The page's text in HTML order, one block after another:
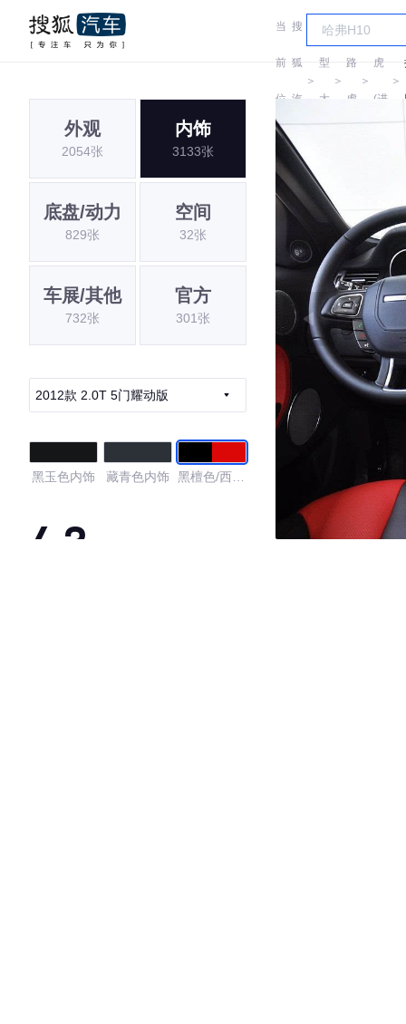
当
前
位
置:
搜
狐
汽
＞
车
型
大
＞
路
虎
＞
虎
(进
＞
外观
2054张
内饰
3133张
底盘/动力
829张
空间
32张
车展/其他
732张
官方
301张
2012款 2.0T 5门耀动版
黑玉色内饰 藏青色内饰
黑檀色/西班
4.3